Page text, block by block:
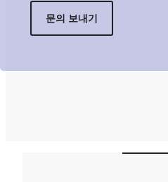
문의 보내기